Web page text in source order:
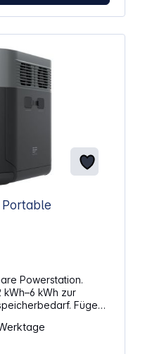
Powerstation.
kWh zur
Fügen
Wh zu erreichen.